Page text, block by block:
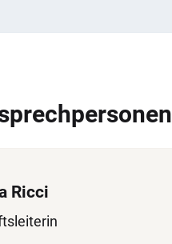
Ricci